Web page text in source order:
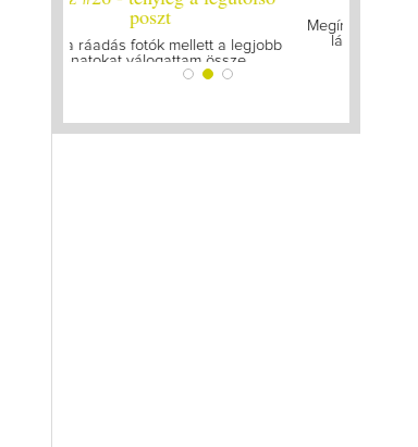
Megírtuk a modulzáró vizsgákat, már
lázasan készülünk az utolsó...